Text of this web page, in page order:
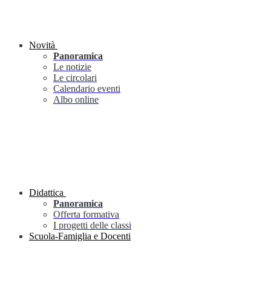
Novità
Panoramica
Le notizie
Le circolari
Calendario eventi
Albo online
Didattica
Panoramica
Offerta formativa
I progetti delle classi
Scuola-Famiglia e Docenti